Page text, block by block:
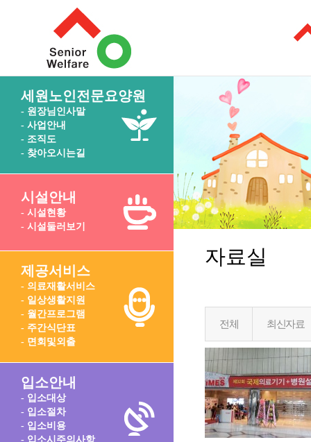
세원노인전문요양원
- 원장님인사말
- 사업안내
- 조직도
- 찾아오시는길
시설안내
- 시설현황
- 시설둘러보기
제공서비스
- 의료재활서비스
- 일상생활지원
- 월간프로그램
- 주간식단표
- 면회및외출
입소안내
- 입소대상
- 입소절차
- 입소비용
- 입소시주의사항
자료실
전체 최신자료